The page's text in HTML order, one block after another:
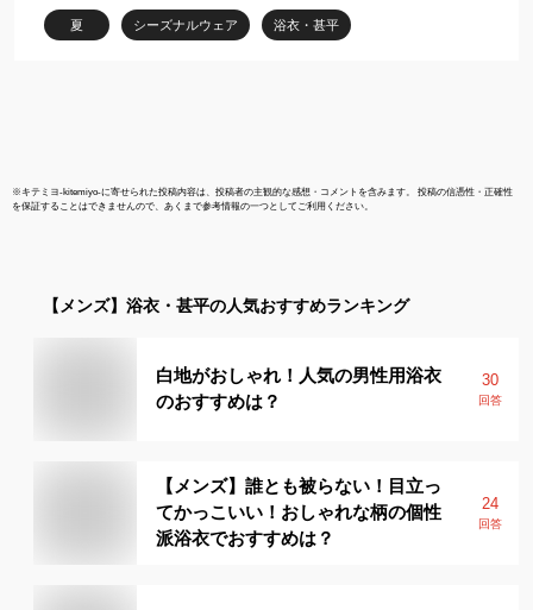
日 プレゼント
夏 シーズナルウェア 浴衣・甚平
※キテミヨ-kitemiyo-に寄せられた投稿内容は、投稿者の主観的な感想・コメントを含みます。 投稿の信憑性・正確性
を保証することはできませんので、あくまで参考情報の一つとしてご利用ください。
【メンズ】 浴衣・甚平の人気おすすめランキング
白地がおしゃれ！人気の男性用浴衣
のおすすめは？
30
回答
【メンズ】誰とも被らない！目立っ
てかっこいい！おしゃれな柄の個性
派浴衣でおすすめは？
24
回答